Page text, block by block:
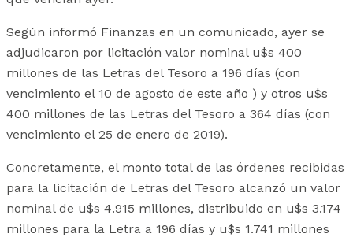
Según informó Finanzas en un comunicado, ayer se
adjudicaron por licitación valor nominal u$s 400
millones de las Letras del Tesoro a 196 días (con
vencimiento el 10 de agosto de este año ) y otros u$s
400 millones de las Letras del Tesoro a 364 días (con
vencimiento el 25 de enero de 2019).
Concretamente, el monto total de las órdenes recibidas
para la licitación de Letras del Tesoro alcanzó un valor
nominal de u$s 4.915 millones, distribuido en u$s 3.174
millones para la Letra a 196 días y u$s 1.741 millones